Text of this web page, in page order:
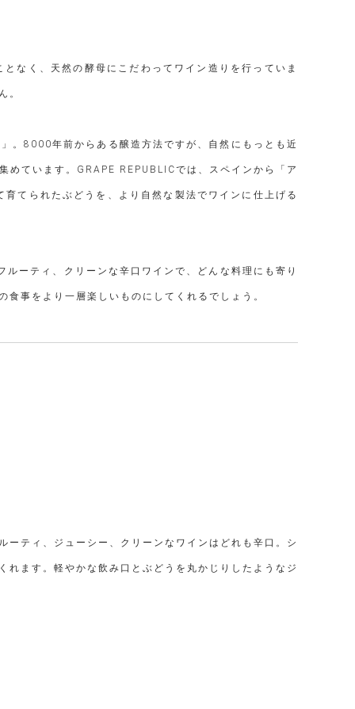
なく、天然の酵母にこだわってワイン造りを行っていま
。
。8000年前からある醸造方法ですが、自然にもっとも近
めています。GRAPE REPUBLICでは、スペインから「ア
てられたぶどうを、より自然な製法でワインに仕上げる
ーティ、クリーンな辛口ワインで、どんな料理にも寄り
事をより一層楽しいものにしてくれるでしょう。
ティ、ジューシー、クリーンなワインはどれも辛口。シ
ます。軽やかな飲み口とぶどうを丸かじりしたようなジ